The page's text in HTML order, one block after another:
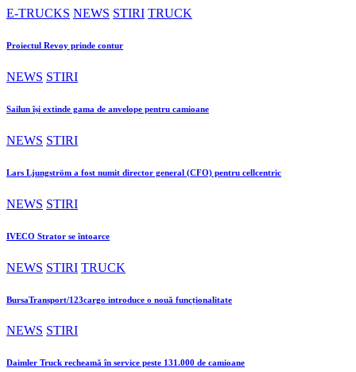
E-TRUCKS NEWS STIRI TRUCK
Proiectul Revoy prinde contur
NEWS STIRI
Sailun își extinde gama de anvelope pentru camioane
NEWS STIRI
Lars Ljungström a fost numit director general (CFO) pentru cellcentric
NEWS STIRI
IVECO Strator se întoarce
NEWS STIRI TRUCK
BursaTransport/123cargo introduce o nouă funcționalitate
NEWS STIRI
Daimler Truck recheamă în service peste 131.000 de camioane